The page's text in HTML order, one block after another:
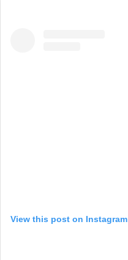
View this post on Instagram